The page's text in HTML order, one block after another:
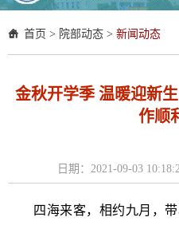
首页 > 院部动态 > 新闻动态
金秋开学季 温暖迎新
作顺
日期：2021-09-03
四海来客，相约九月，